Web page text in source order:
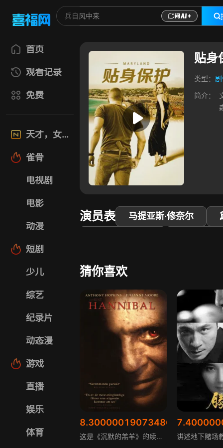
首页
观看记录
免费
天才，女友
雀骨
电视剧
电影
动漫
短剧
少儿
综艺
纪录片
动态漫
游戏
直播
娱乐
体育
贴身
类型：
简介：
演员表 马提亚斯·修奈尔
猜你喜欢
汉尼拔
8.300000190734863
这是《沉默的羔羊》的续集悬疑惊悚电影，改编自托马斯·哈里斯的小说，讲述了从高度戒备医院逃脱的汉尼拔恶习难改，继续寻找猎物，却成为曾被他伤害、半身瘫痪且毁容的梅森的猎杀对象，梅森拥有庞大财产，试图引出汉尼拔进行恐怖报复，汉尼拔无奈求助克莱丽斯探员，两大恶魔即将对决的故事。
胜者为王